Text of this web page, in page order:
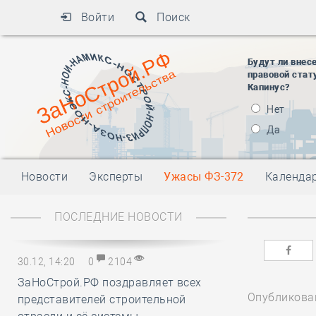
Войти Поиск
Будут ли
правовой
Капинус?
Нет
Да
Новости Эксперты Ужасы ФЗ-372
ПОСЛЕДНИЕ НОВОСТИ
30.12, 14:20 0 2104
ЗаНоСтрой.РФ поздравляет всех
представителей строительной